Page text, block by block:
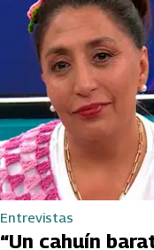
Entrevistas
“Un cahuín